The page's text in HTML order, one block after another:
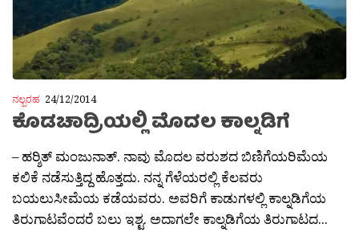
ನಲ್ಬರಹ 24/12/2014
ಕೊಡಚಾದ್ರಿಯಲ್ಲಿ ಮೊದಲ ಕಾಲ್ನಡಿಗೆ
– ಹರ‍್ಶಿತ್ ಮಂಜುನಾತ್. ನಾವು ಮೊದಲ ವರುಶದ ಬಿಣಿಗೆಯರಿಮೆಯ
ಕಲಿಕೆ ನಡೆಸುತ್ತಿದ್ದ ಹೊತ್ತದು. ನನ್ನ ಗೆಳೆಯರಲ್ಲಿ ಕೆಲವರು
ಬಯಲುಸೀಮೆಯ ಕಡೆಯವರು. ಅವರಿಗೆ ಕಾಡುಗಳಲ್ಲಿ ಕಾಲ್ನಡಿಗೆಯ
ತಿರುಗಾಟವೆಂದರೆ ಬಲು ಇಶ್ಟ. ಅದಾಗಲೇ ಕಾಲ್ನಡಿಗೆಯ ತಿರುಗಾಟದ...